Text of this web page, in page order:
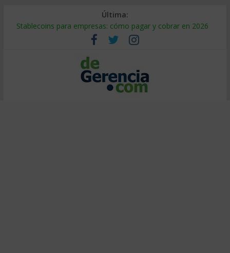
Última:
Stablecoins para empresas: cómo pagar y cobrar en 2026
Despido silencioso: qué es y por qué sale tan caro
IA en selección de personal: cómo auditarla a tiempo
Trabajo forzoso en la cadena de suministro: qué hacer
Mercado hispano de EE. UU.: cómo segmentarlo y venderle